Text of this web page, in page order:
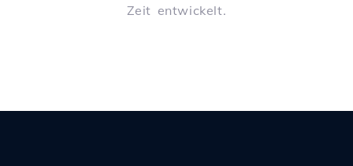
Zeit entwickelt.